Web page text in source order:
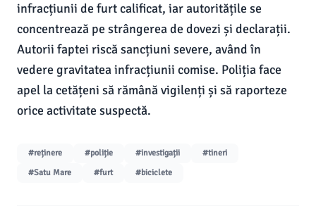
infracțiunii de furt calificat, iar autoritățile se
concentrează pe strângerea de dovezi și declarații.
Autorii faptei riscă sancțiuni severe, având în
vedere gravitatea infracțiunii comise. Poliția face
apel la cetățeni să rămână vigilenți și să raporteze
orice activitate suspectă.
#reținere #poliție #investigații
#tineri
#Satu Mare
#furt #biciclete